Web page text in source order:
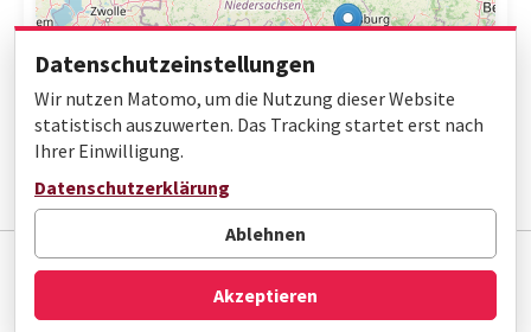
Impressum Datenschutz
Barrierefreiheit
© Gottfried Wilhelm Leibniz Bibliothek
Datenschutzeinstellungen
Wir nutzen Matomo, um die Nutzung dieser Website
statistisch auszuwerten. Das Tracking startet erst nach
Ihrer Einwilligung.
Datenschutzerklärung
Ablehnen
Akzeptieren